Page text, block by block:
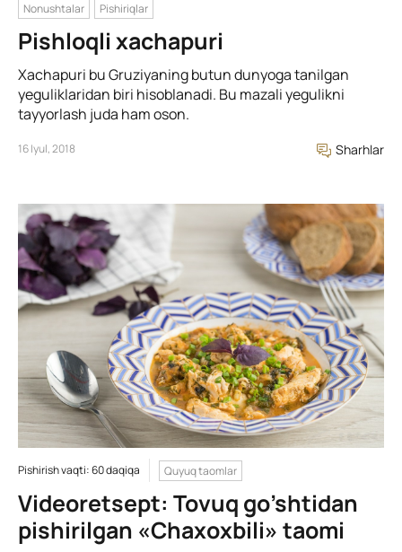
Nonushtalar Pishiriqlar
Pishloqli xachapuri
Xachapuri bu Gruziyaning butun dunyoga tanilgan
yeguliklaridan biri hisoblanadi. Bu mazali yegulikni
tayyorlash juda ham oson.
16 Iyul, 2018 Sharhlar
Pishirish vaqti: 60 daqiqa Quyuq taomlar
Videoretsept: Tovuq go’shtidan
pishirilgan «Chaxoxbili» taomi